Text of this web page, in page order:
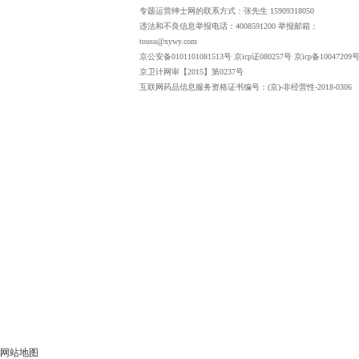
专题运营绅士网的联系方式：张先生 15909318050
违法和不良信息举报电话：4008591200 举报邮箱：
tousu@xywy.com
京公安备0101101081513号 京icp证080257号 京icp备10047209
京卫计网审【2015】第0237号
互联网药品信息服务资格证书编号：(京)-非经营性-2018-0306
网站地图